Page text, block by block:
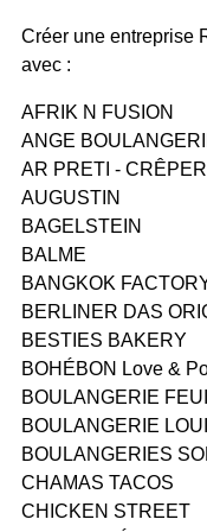
Créer une entreprise
avec :
AFRIK N FUSION
ANGE
AR PRETI -
AUGUSTIN
BAGELSTEIN
BALME
BANGKOK
BERLINER DAS
BESTIES BAKERY
BOHÉBON Love &
BOULANGERIE
BOULANGERIE
BOULANGERIES
CHAMAS TACOS
CHICKEN STREET